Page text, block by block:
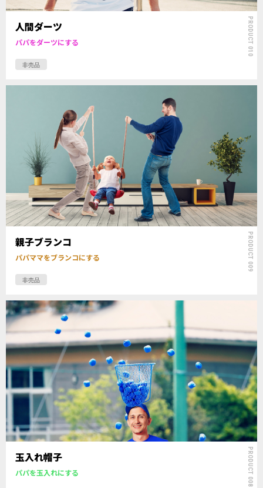
PRODUCT 010
人間ダーツ
パパをダーツにする
非売品
PRODUCT 009
親子ブランコ
パパママをブランコにする
非売品
PRODUCT 008
玉入れ帽子
パパを玉入れにする